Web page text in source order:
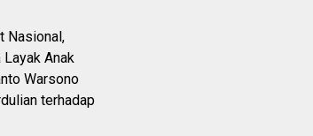
Nasional,
Anak
Warsono
terhadap